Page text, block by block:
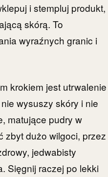
i stempluj produkt,
skórą. To
wyraźnych granic i
krokiem jest utrwalenie
wysuszy skóry i nie
matujące pudry w
zbyt dużo wilgoci, przez
jedwabisty
Sięgnij raczej po lekki